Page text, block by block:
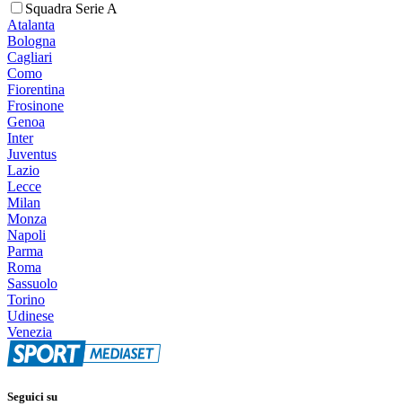
Squadra Serie A
Atalanta
Bologna
Cagliari
Como
Fiorentina
Frosinone
Genoa
Inter
Juventus
Lazio
Lecce
Milan
Monza
Napoli
Parma
Roma
Sassuolo
Torino
Udinese
Venezia
Seguici su